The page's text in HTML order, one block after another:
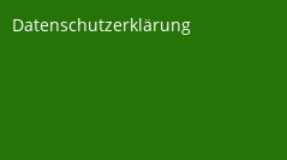
Datenschutzerklärung